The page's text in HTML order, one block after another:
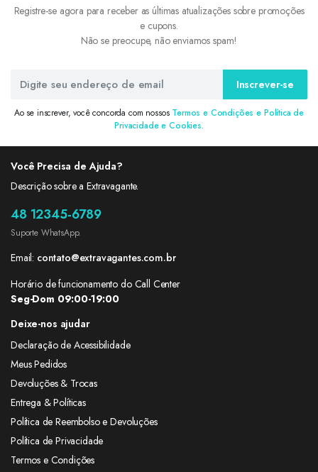
Registre-se agora para receber as últimas atualizações sobre promoções
e cupons.
Não se preocupe, não enviamos spam!
Inscrever-se
Ao se inscrever, você concorda com nossos Termos e Condições e Política de
Privacidade e Cookies.
Você Precisa de Ajuda?
Descrição sobre a Extravagante.
48 12345-6789
Suporte WhatsApp.
Email: contato@extravagantes.com.br
Horário de funcionamento do Call Center
Seg-Dom 09:00-19:00
Deixe-nos ajudar
Declaração de Acessibilidade
Meus Pedidos
Devoluções & Trocas
Entrega & Políticas
Política de Reembolso e Devoluções
Política de Privacidade
Termos e Condições